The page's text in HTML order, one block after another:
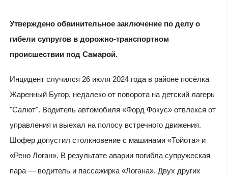
Утверждено обвинительное заключение по делу о
гибели супругов в дорожно-транспортном
происшествии под Самарой.
Инцидент случился 26 июля 2024 года в районе посёлка
Жаренный Бугор, недалеко от поворота на детский лагерь
"Салют". Водитель автомобиля «Форд Фокус» отвлекся от
управления и выехал на полосу встречного движения.
Шофер допустил столкновение с машинами «Тойота» и
«Рено Логан». В результате аварии погибла супружеская
пара — водитель и пассажирка «Логана». Двух других